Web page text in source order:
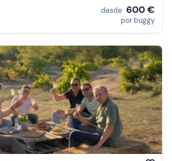
desde 600 €
por buggy